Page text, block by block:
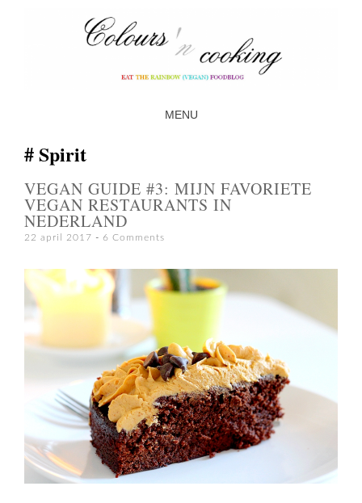
MENU
Spirit
VEGAN GUIDE #3: MIJN FAVORIETE
VEGAN RESTAURANTS IN
NEDERLAND
22 april 2017 6 Comments